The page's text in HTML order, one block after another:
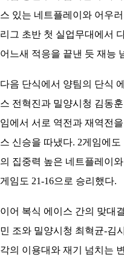
스 있는 네트플레이와 어우
리그 초반 첫 실업무대에서
어느새 적응을 끝낸 듯 재능
다음 단식에서 양팀의 단식
스 전혁진과 밀양시청 김동
임에서 서로 역전과 재역전
스 신승을 따냈다. 2게임에
의 집중력 높은 네트플레이
게임도 21-16으로 승리했다.
이어 복식 에이스 간의 맞대
민 조와 밀양시청 최혁균-김
각의 이용대와 재기 넘치는